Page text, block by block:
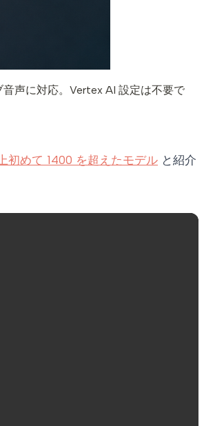
声に対応。Vertex AI 設定は不要で
初めて 1400 を超えたモデル と紹介